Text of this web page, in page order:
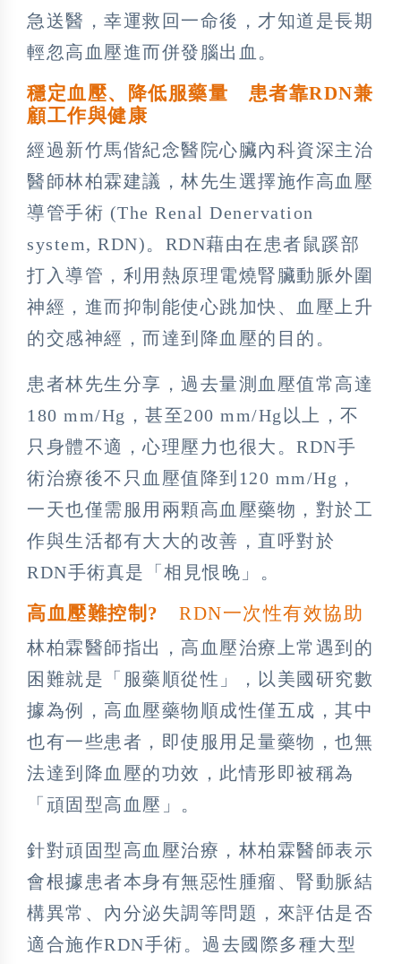
急送醫，幸運救回一命後，才知道是長期
輕忽高血壓進而併發腦出血。
穩定血壓、降低服藥量 患者靠RDN兼
顧工作與健康
經過新竹馬偕紀念醫院心臟內科資深主治
醫師林柏霖建議，林先生選擇施作高血壓
導管手術 (The Renal Denervation
system, RDN)。RDN藉由在患者鼠蹊部
打入導管，利用熱原理電燒腎臟動脈外圍
神經，進而抑制能使心跳加快、血壓上升
的交感神經，而達到降血壓的目的。
患者林先生分享，過去量測血壓值常高達
180 mm/Hg，甚至200 mm/Hg以上，不
只身體不適，心理壓力也很大。RDN手
術治療後不只血壓值降到120 mm/Hg，
一天也僅需服用兩顆高血壓藥物，對於工
作與生活都有大大的改善，直呼對於
RDN手術真是「相見恨晚」。
高血壓難控制? RDN一次性有效協助
林柏霖醫師指出，高血壓治療上常遇到的
困難就是「服藥順從性」，以美國研究數
據為例，高血壓藥物順成性僅五成，其中
也有一些患者，即使服用足量藥物，也無
法達到降血壓的功效，此情形即被稱為
「頑固型高血壓」。
針對頑固型高血壓治療，林柏霖醫師表示
會根據患者本身有無惡性腫瘤、腎動脈結
構異常、內分泌失調等問題，來評估是否
適合施作RDN手術。過去國際多種大型